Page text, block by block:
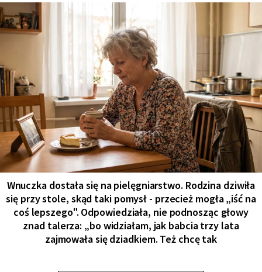
Wnuczka dostała się na pielęgniarstwo. Rodzina dziwiła
się przy stole, skąd taki pomysł - przecież mogła „iść na
coś lepszego". Odpowiedziała, nie podnosząc głowy
znad talerza: „bo widziałam, jak babcia trzy lata
zajmowała się dziadkiem. Też chcę tak